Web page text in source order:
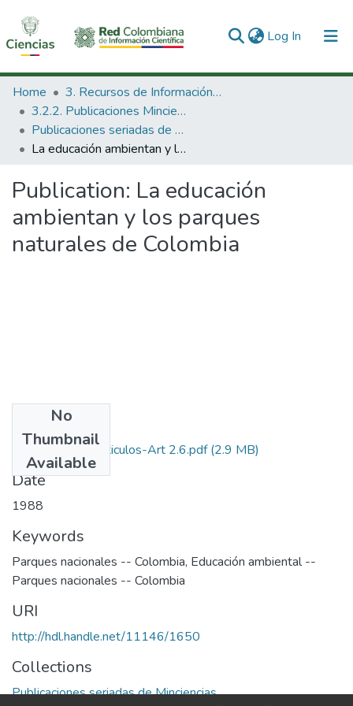
Log In (current)
Communities & Collections
All of DSpace
Statistics
Home
3. Recursos de Información Científica y Tecnológica
3.2.2. Publicaciones Minciencias
Publicaciones seriadas de Minciencias
La educación ambientan y los parques naturales de Colombia
Publication: La educación
ambientan y los parques
naturales de Colombia
No
Thumbnail
Available
1988-V6-N2-Articulos-Art 2.6.pdf(2.9 MB)
Date
1988
Keywords
Parques nacionales -- Colombia, Educación ambiental --
Parques nacionales -- Colombia
URI
http://hdl.handle.net/11146/1650
Collections
Publicaciones seriadas de Minciencias